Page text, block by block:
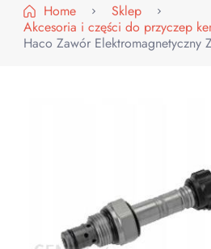
Home
Sklep
Akcesoria i części do przyczep
Haco Zawór Elektromagnetyczny